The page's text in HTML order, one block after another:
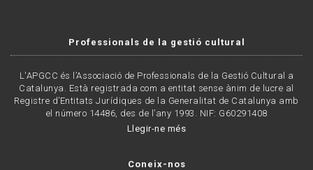
Professionals de la gestió cultural
L'APGCC és l’Associació de Professionals de la Gestió Cultural a
Catalunya. Està registrada com a entitat sense ànim de lucre al
Registre d’Entitats Jurídiques de la Generalitat de Catalunya amb
el número 14486, des de l’any 1993. NIF: G60291408
Llegir-ne més
Coneix-nos